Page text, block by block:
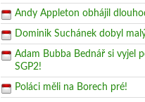
Andy Appleton obhájil
Dominik Suchánek dobyl
Adam Bubba Bednář si vyjel
SGP2!
Poláci měli na Borech pré!